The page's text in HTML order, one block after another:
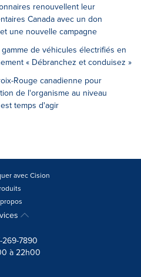
renouvellent leur
Canada avec un don
une nouvelle campagne
de véhicules électrifiés en
« Débranchez et conduisez »
Rouge canadienne pour
de l'organisme au niveau
temps d'agir
avec Cision
269-7890
à 22h00